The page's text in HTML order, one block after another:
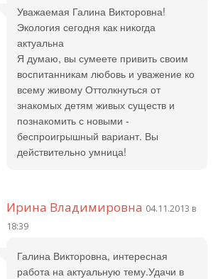
Уважаемая Галина Викторовна!
Экология сегодня как никогда
актуальна
Я думаю, вы сумеете привить своим
воспитанникам любовь и уважение ко
всему живому Оттолкнуться от
знакомых детям живых существ и
познакомить с новыми -
беспроигрышный вариант. Вы
действительно умница!
Ирина Владимировна 04.11.2013 в
18:39
Галина Викторовна, интересная
работа на актуальную тему.Удачи в